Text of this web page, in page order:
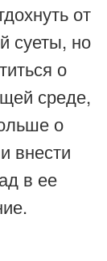
от
суеты, но
о
среде,
о
внести
в ее